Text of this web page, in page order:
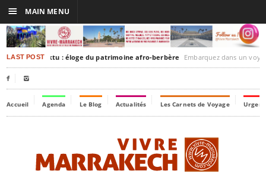
LAST POST
Timbuktu : éloge du patrimoine afro-berbère Embarquez dans un voyage culturel dans le
 
Accueil Agenda Le Blog Actualités Les Carnets de Voyage
☰ MAIN MENU